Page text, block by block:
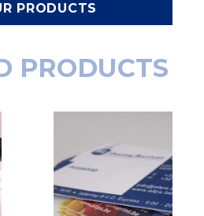
PRODUCTS
PRODUCTS